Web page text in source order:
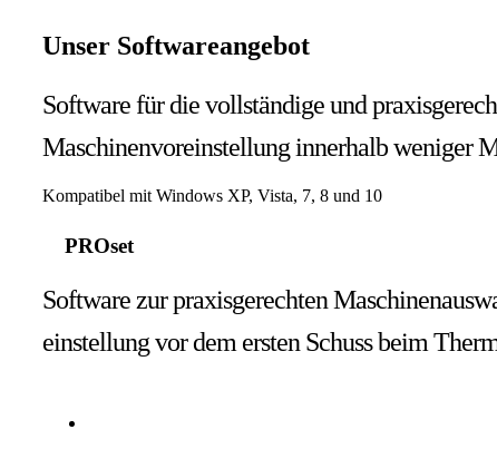
Unser Softwareangebot
Software für die vollständige und
Maschinenvoreinstellung innerhalb weniger
Kompatibel mit Windows XP, Vista, 7, 8 und 10
PROset
Software zur praxisgerechten
einstellung vor dem ersten Schuss beim